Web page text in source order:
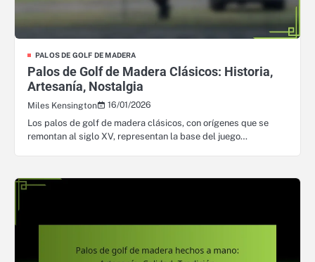
PALOS DE GOLF DE MADERA
Palos de Golf de Madera Clásicos: Historia,
Artesanía, Nostalgia
Miles Kensington
16/01/2026
Los palos de golf de madera clásicos, con orígenes que se
remontan al siglo XV, representan la base del juego…